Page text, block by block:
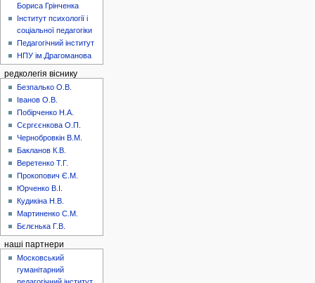
Бориса Грінченка
Інститут психології і
соціальної педагогіки
Педагогічний інститут
НПУ ім.Драгоманова
редколегія віснику
Безпалько О.В.
Іванов О.В.
Побірченко Н.А.
Сєргєєнкова О.П.
Чернобровкін В.М.
Бакланов К.В.
Веретенко Т.Г.
Прокопович Є.М.
Юрченко В.І.
Кудикіна Н.В.
Мартиненко С.М.
Бєлєнька Г.В.
наші партнери
Московський
гуманітарний